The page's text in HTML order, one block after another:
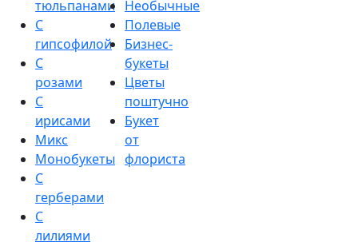
тюльпанами
С
гипсофилой
С
розами
С
ирисами
Микс
Монобукеты
С
герберами
С
лилиями
Необычные
Полевые
Бизнес-
букеты
Цветы
поштучно
Букет
от
флориста